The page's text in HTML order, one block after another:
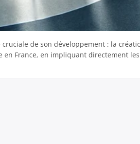
de son développement : la
France, en impliquant directement